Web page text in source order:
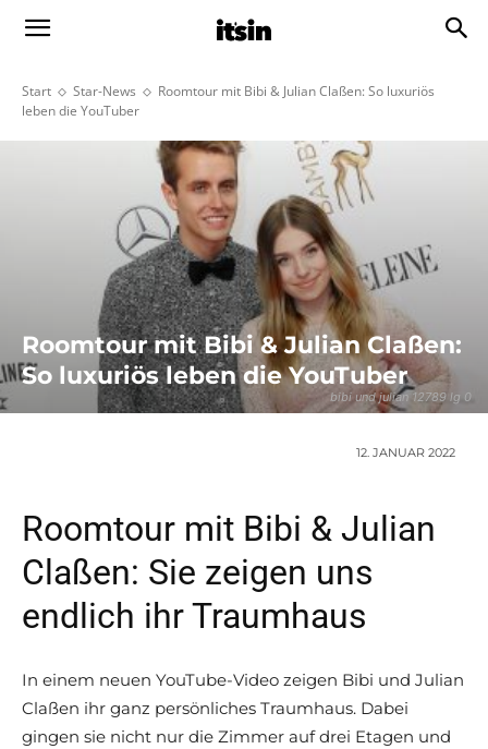
Start Star-News
Roomtour mit Bibi & Julian Claßen: So luxuriös
leben die YouTuber
bibi und julian 12789 lg 0
Roomtour mit Bibi & Julian Claßen:
So luxuriös leben die YouTuber
12. JANUAR 2022
Roomtour mit Bibi & Julian
Claßen: Sie zeigen uns
endlich ihr Traumhaus
In einem neuen YouTube-Video zeigen Bibi und Julian
Claßen ihr ganz persönliches Traumhaus. Dabei
gingen sie nicht nur die Zimmer auf drei Etagen und